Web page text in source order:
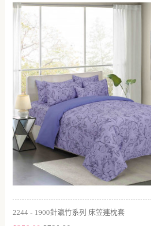
2244 - 1900針瀛竹系列 床笠連枕套